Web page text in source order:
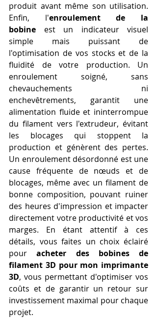
produit avant même son utilisation.
Enfin, l'enroulement de la
bobine est un indicateur visuel
simple mais puissant de
l'optimisation de vos stocks et de la
fluidité de votre production. Un
enroulement soigné, sans
chevauchements ni
enchevêtrements, garantit une
alimentation fluide et ininterrompue
du filament vers l'extrudeur, évitant
les blocages qui stoppent la
production et génèrent des pertes.
Un enroulement désordonné est une
cause fréquente de nœuds et de
blocages, même avec un filament de
bonne composition, pouvant ruiner
des heures d'impression et impacter
directement votre productivité et vos
marges. En étant attentif à ces
détails, vous faites un choix éclairé
pour acheter des bobines de
filament 3D pour mon imprimante
3D, vous permettant d'optimiser vos
coûts et de garantir un retour sur
investissement maximal pour chaque
projet.